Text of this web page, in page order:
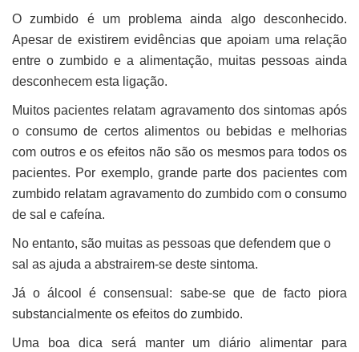
O zumbido é um problema ainda algo desconhecido.
Apesar de existirem evidências que apoiam uma relação
entre o zumbido e a alimentação, muitas pessoas ainda
desconhecem esta ligação.
Muitos pacientes relatam agravamento dos sintomas após
o consumo de certos alimentos ou bebidas e melhorias
com outros e os efeitos não são os mesmos para todos os
pacientes. Por exemplo, grande parte dos pacientes com
zumbido relatam agravamento do zumbido com o consumo
de sal e cafeína.
No entanto, são muitas as pessoas que defendem que o
sal as ajuda a abstrairem-se deste sintoma.
Já o álcool é consensual: sabe-se que de facto piora
substancialmente os efeitos do zumbido.
Uma boa dica será manter um diário alimentar para